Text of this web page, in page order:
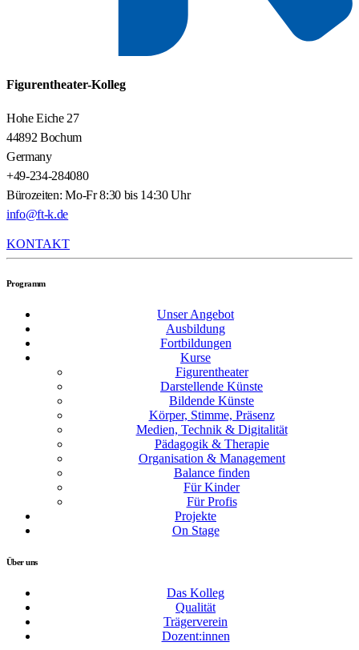
Figurentheater-Kolleg
Hohe Eiche 27
44892 Bochum
Germany
+49-234-284080
Bürozeiten: Mo-Fr 8:30 bis 14:30 Uhr
info@ft-k.de
KONTAKT
Programm
Unser Angebot
Ausbildung
Fortbildungen
Kurse
Figurentheater
Darstellende Künste
Bildende Künste
Körper, Stimme, Präsenz
Medien, Technik & Digitalität
Pädagogik & Therapie
Organisation & Management
Balance finden
Für Kinder
Für Profis
Projekte
On Stage
Über uns
Das Kolleg
Qualität
Trägerverein
Dozent:innen